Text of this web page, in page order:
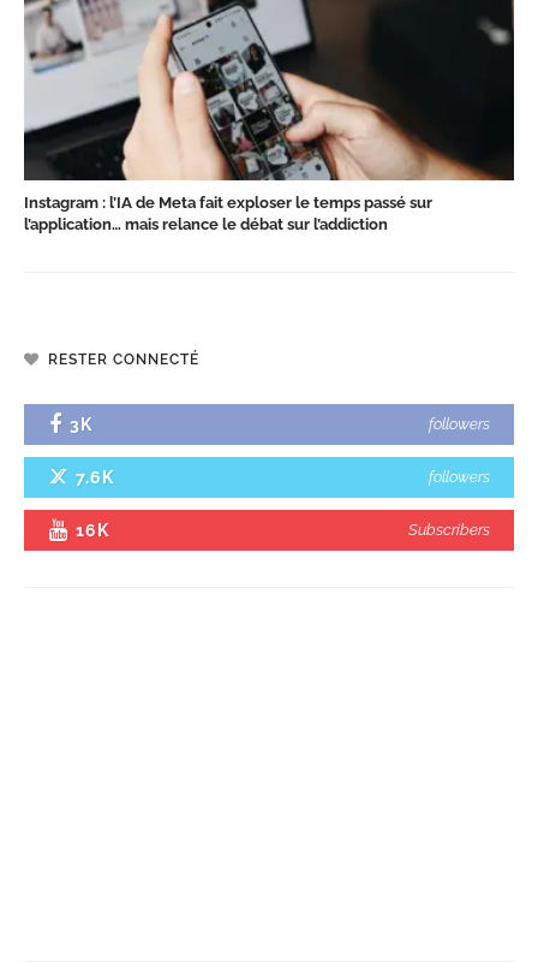
Instagram : l’IA de Meta fait exploser le temps passé sur
l’application… mais relance le débat sur l’addiction
RESTER CONNECTÉ
3K followers
7.6K followers
16K Subscribers